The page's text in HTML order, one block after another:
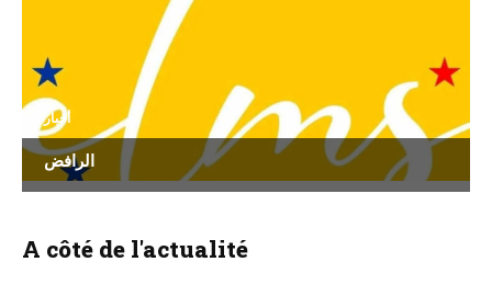
أخبار
الرافض
A côté de l'actualité